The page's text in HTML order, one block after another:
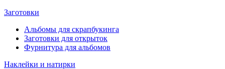
Заготовки
Альбомы для скрапбукинга
Заготовки для открыток
Фурнитура для альбомов
Наклейки и натирки